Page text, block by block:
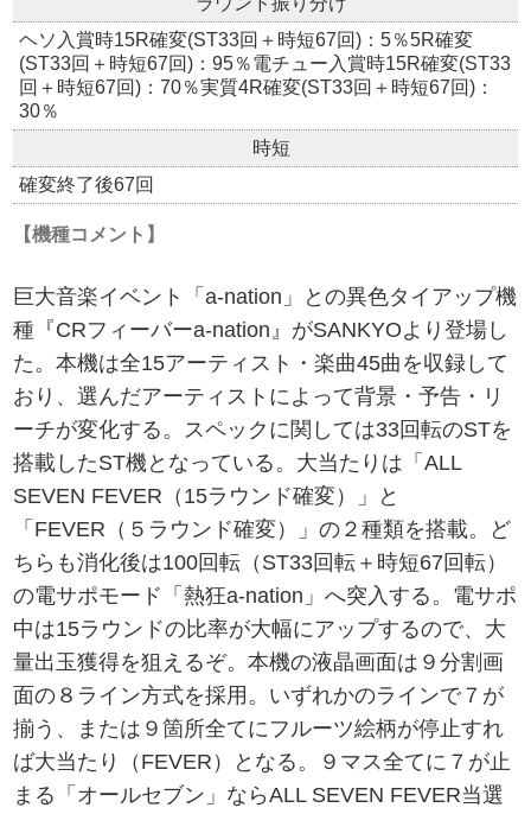
ヘソ入賞時15R確変(ST33回＋時短67回)：5％5R確変
(ST33回＋時短67回)：95％電チュー入賞時15R確変(ST33
回＋時短67回)：70％実質4R確変(ST33回＋時短67回)：
30％
時短
確変終了後67回
【機種コメント】
巨大音楽イベント「a-nation」との異色タイアップ機
種『CRフィーバーa-nation』がSANKYOより登場し
た。本機は全15アーティスト・楽曲45曲を収録して
おり、選んだアーティストによって背景・予告・リ
ーチが変化する。スペックに関しては33回転のSTを
搭載したST機となっている。大当たりは「ALL
SEVEN FEVER（15ラウンド確変）」と
「FEVER（５ラウンド確変）」の２種類を搭載。ど
ちらも消化後は100回転（ST33回転＋時短67回転）
の電サポモード「熱狂a-nation」へ突入する。電サポ
中は15ラウンドの比率が大幅にアップするので、大
量出玉獲得を狙えるぞ。本機の液晶画面は９分割画
面の８ライン方式を採用。いずれかのラインで７が
揃う、または９箇所全てにフルーツ絵柄が停止すれ
ば大当たり（FEVER）となる。９マス全てに７が止
まる「オールセブン」ならALL SEVEN FEVER当選